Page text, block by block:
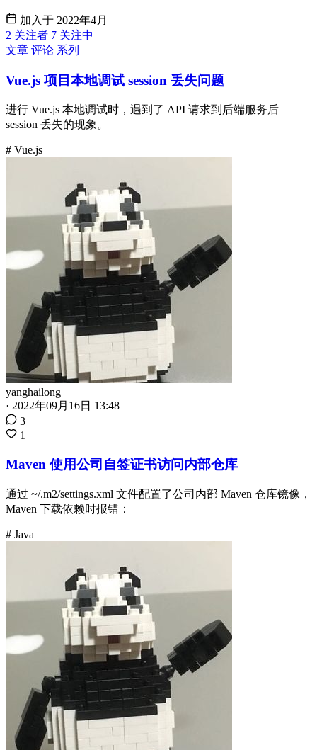
加入于 2022年4月
2 关注者 7 关注中
文章 评论 系列
Vue.js 项目本地调试 session 丢失问题
进行 Vue.js 本地调试时，遇到了 API 请求到后端服务后
session 丢失的现象。
# Vue.js
yanghailong
· 2022年09月16日 13:48
3
1
Maven 使用公司自签证书访问内部仓库
通过 ~/.m2/settings.xml 文件配置了公司内部 Maven 仓库镜像，
Maven 下载依赖时报错：
# Java